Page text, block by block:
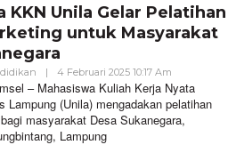
KKN Unila Gelar Pelatihan
untuk Masyarakat
| 4 Februari 2025 10:17 Am
VoxLampung
– Mahasiswa Kuliah Kerja Nyata
Lampung (Unila) mengadakan pelatihan
masyarakat Desa Sukanegara,
Lampung